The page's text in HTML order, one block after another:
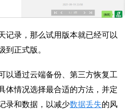
记录，那么试用版本就已经可以
到正式版。
以通过云端备份、第三方恢复工
体情况选择最合适的方法，并定
录和数据，以减少数据丢失的风